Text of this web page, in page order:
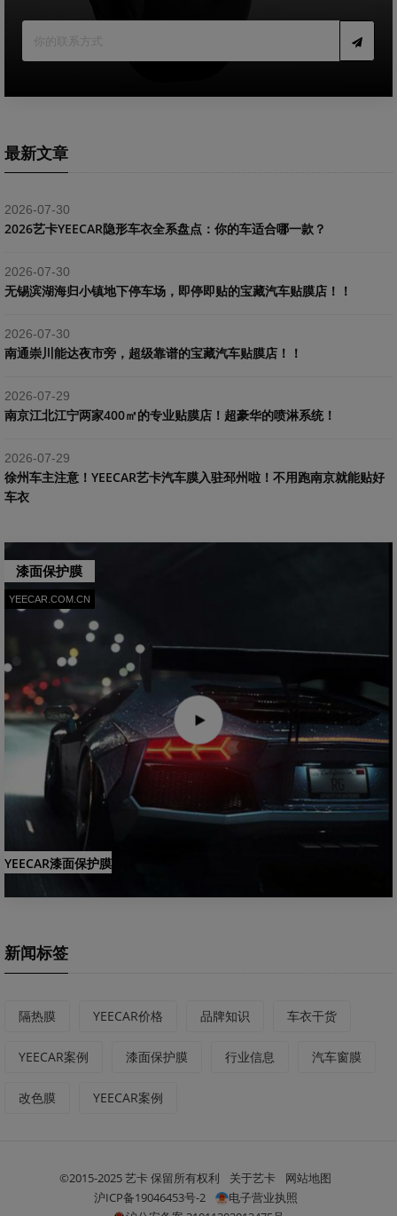
最新文章
2026-07-30
2026艺卡YEECAR隐形车衣全系盘点：你的车适合哪一款？
2026-07-30
​无锡滨湖海归小镇地下停车场，即停即贴的宝藏汽车贴膜店！！
2026-07-30
南通崇川能达夜市旁，超级靠谱的宝藏汽车贴膜店！！
2026-07-29
南京江北江宁两家400㎡的专业贴膜店！超豪华的喷淋系统！
2026-07-29
​徐州车主注意！YEECAR艺卡汽车膜入驻邳州啦！不用跑南京就能贴好
车衣
漆面保护膜
YEECAR.COM.CN
YEECAR漆面保护膜
新闻标签
隔热膜 YEECAR价格 品牌知识 车衣干货
YEECAR案例 漆面保护膜 行业信息 汽车窗膜
改色膜 YEECAR案例
©2015-2025 艺卡 保留所有权利 关于艺卡
网站地图
沪ICP备19046453号-2
电子营业执照